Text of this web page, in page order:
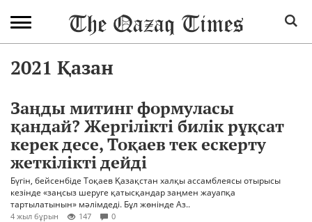
2021 Қазан
Заңды митинг формуласы
қандай? Жергілікті билік рұқсат
керек десе, Тоқаев тек ескерту
жеткілікті дейді
Бүгін, бейсенбіде Тоқаев Қазақстан халқы ассамблеясы отырысы
кезінде «заңсыз шеруге қатысқандар заңмен жауапқа
тартылатынын» мәлімдеді. Бұл жөнінде Аз..
4 жыл бұрын 147 0